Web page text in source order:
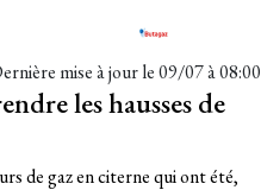
mise à jour le09/07 à 08:00
les hausses de
de gaz en citerne qui ont été,